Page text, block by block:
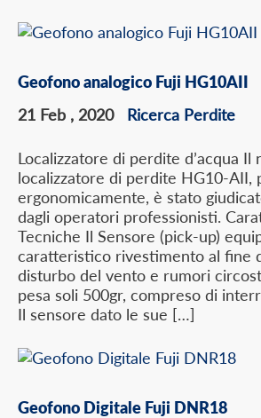
Geofono analogico Fuji HG10AII
21 Feb , 2020 Ricerca Perdite
Localizzatore di perdite d’acqua Il
localizzatore di perdite HG10-AII,
ergonomicamente, è stato
dagli operatori professionisti.
Tecniche Il Sensore (pick-up)
caratteristico rivestimento al fine
disturbo del vento e rumori
pesa soli 500gr, compreso di
Il sensore dato le sue […]
Geofono Digitale Fuji DNR18